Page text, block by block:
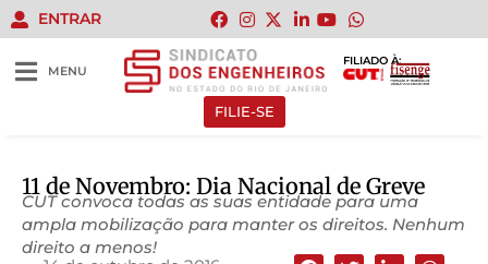
ENTRAR
MENU
FILIADO À:
FILIE-SE
11 de Novembro: Dia Nacional de Greve
CUT convoca todas as suas entidade para uma
ampla mobilização para manter os direitos. Nenhum
direito a menos!